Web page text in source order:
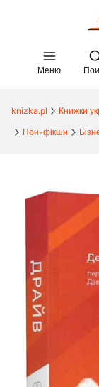
Меню
knizka.pl Книжки
Нон-фікшн